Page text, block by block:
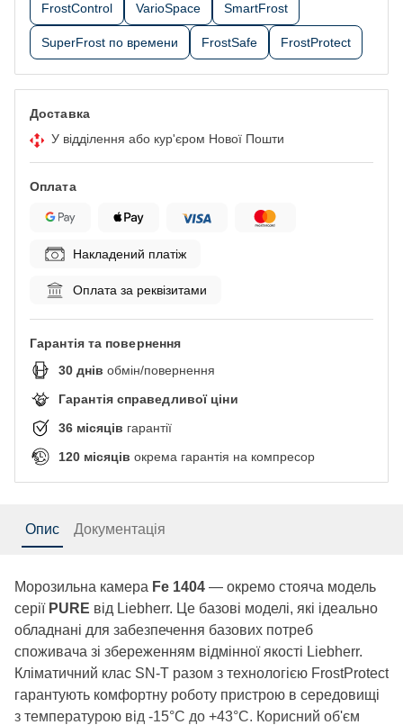
FrostControl VarioSpace SmartFrost
SuperFrost по времени FrostSafe FrostProtect
Доставка
У відділення або кур'єром Нової Пошти
Оплата
Накладений платіж
Оплата за реквізитами
Гарантія та повернення
30 днів обмін/повернення
Гарантія справедливої ціни
36 місяців гарантії
120 місяців окрема гарантія на компресор
Опис Документація
Морозильна камера Fe 1404 — окремо стояча модель
серії PURE від Liebherr. Це базові моделі, які ідеально
обладнані для забезпечення базових потреб
споживача зі збереженням відмінної якості Liebherr.
Кліматичний клас SN-T разом з технологією FrostProtect
гарантують комфортну роботу пристрою в середовищі
з температурою від -15°C до +43°C. Корисний об'єм